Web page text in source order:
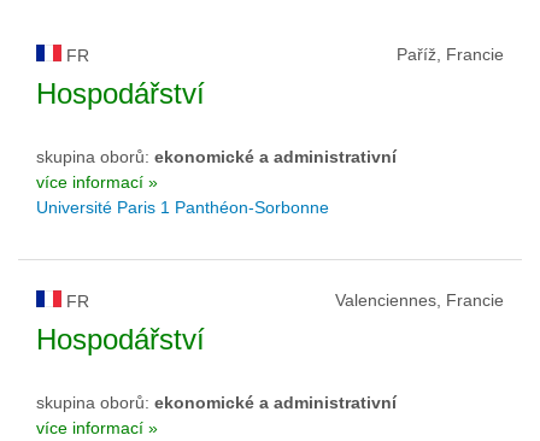
FR Paříž, Francie
Hospodářství
skupina oborů: ekonomické a administrativní
více informací »
Université Paris 1 Panthéon-Sorbonne
FR Valenciennes, Francie
Hospodářství
skupina oborů: ekonomické a administrativní
více informací »